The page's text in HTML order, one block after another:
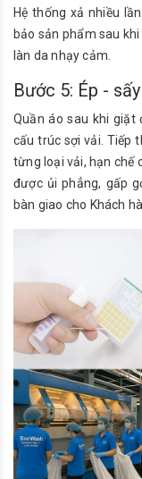
Hệ thống xả nhiều
bảo sản phẩm sau
làn da nhạy cảm.
Bước 5: Ép -
Quần áo sau khi giặt
cấu trúc sợi vải. Tiếp
từng loại vải, hạn chế
được ủi phẳng, gấp
bàn giao cho Khách